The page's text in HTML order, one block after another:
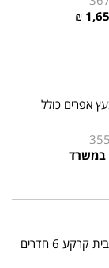
₪
אפרים כולל
במשרד
ברמת אלקנה בית קרקע 6 חדרים